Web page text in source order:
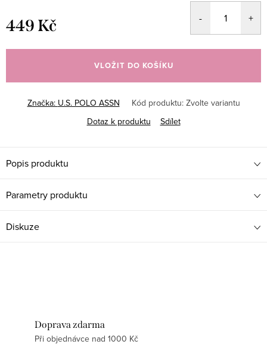
449 Kč
cena:
VLOŽIT DO KOŠÍKU
Značka: U.S. POLO ASSN Kód produktu: Zvolte variantu
Dotaz k produktu
Sdílet
Popis produktu
Parametry produktu
Diskuze
Doprava zdarma
Při objednávce nad 1000 Kč